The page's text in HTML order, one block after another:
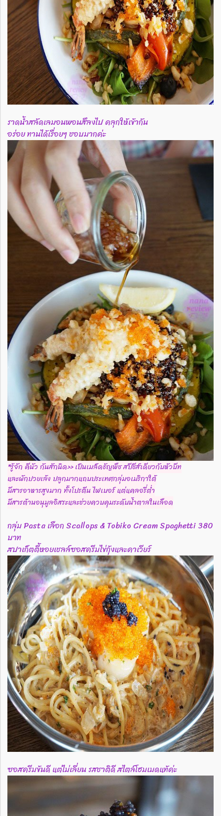
ราดน้ำสลัดเลมอนพอนสึลงไป คลุกให้เข้ากัน
อร่อย ทานได้เรื่อยๆ ชอบมากค่ะ
*รู้จัก คีนัว กันสักนิด>> เป็นเมล็ดธัญพืช สปีชีส์เดียวกับหัวบีท
และผักปวยเล้ง ปลูกมากแถบประเทศกลุ่มอเมริกาใต้
มีสารอาหารสูงมาก ทั้งโปรตีน ไฟเบอร์ แต่แคลอรี่ต่ำ
มีสารต้านอนุมูลอิสระและช่วยควบคุมระดับน้ำตาลในเลือด
กลุ่ม Pasta เลือก Scallops & Tobiko Cream Spaghetti 380
บาท
สปาเก็ตตี้หอยเชลล์ซอสครีมไข่กุ้งและคาเวียร์
ซอสครีมข้นดี แต่ไม่เลี่ยน รสชาติดี สไตล์โฮมเมดแท้ค่ะ